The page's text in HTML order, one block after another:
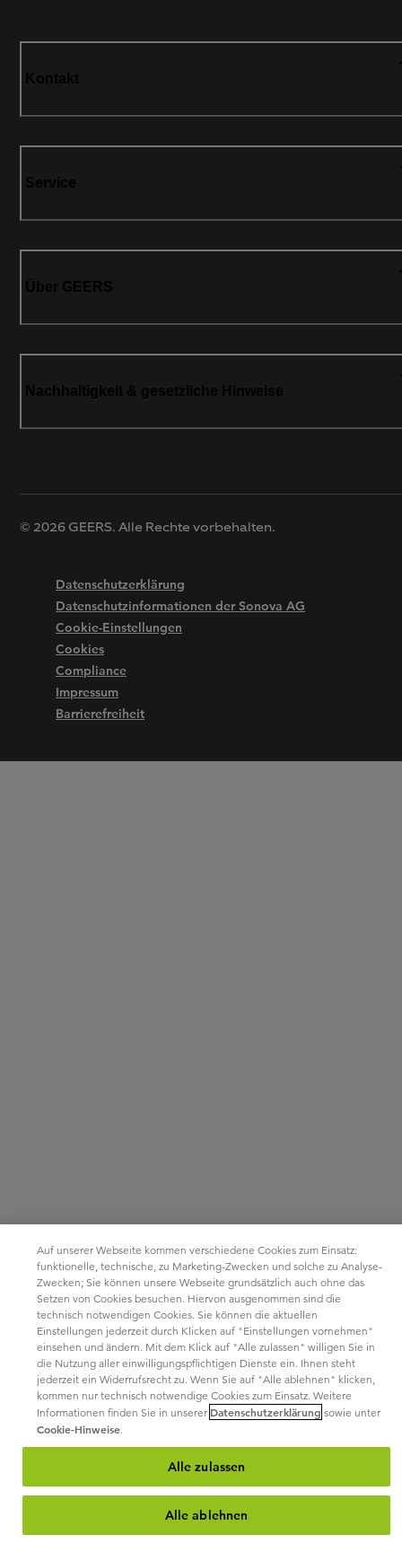
© 2026 GEERS. Alle Rechte vorbehalten.
Datenschutzerklärung
Datenschutzinformationen der Sonova AG
Cookie-Einstellungen
Cookies
Compliance
Impressum
Barrierefreiheit
Auf unserer Webseite kommen verschiedene Cookies zum Einsatz:
funktionelle, technische, zu Marketing-Zwecken und solche zu Analyse-
Zwecken; Sie können unsere Webseite grundsätzlich auch ohne das
Setzen von Cookies besuchen. Hiervon ausgenommen sind die
technisch notwendigen Cookies. Sie können die aktuellen
Einstellungen jederzeit durch Klicken auf "Einstellungen vornehmen"
einsehen und ändern. Mit dem Klick auf "Alle zulassen" willigen Sie in
die Nutzung aller einwilligungspflichtigen Dienste ein. Ihnen steht
jederzeit ein Widerrufsrecht zu. Wenn Sie auf "Alle ablehnen" klicken,
kommen nur technisch notwendige Cookies zum Einsatz. Weitere
Informationen finden Sie in unserer Datenschutzerklärung sowie unter
Cookie-Hinweise.
Alle ablehnen
Alle zulassen